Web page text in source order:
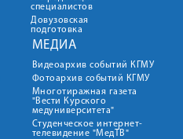
специалистов
Довузовская
подготовка
МЕДИА
Видеоархив событий КГМУ
Фотоархив событий КГМУ
Многотиражная газета
"Вести Курского
медуниверситета"
Студенческое интернет-
телевидение "МедТВ"